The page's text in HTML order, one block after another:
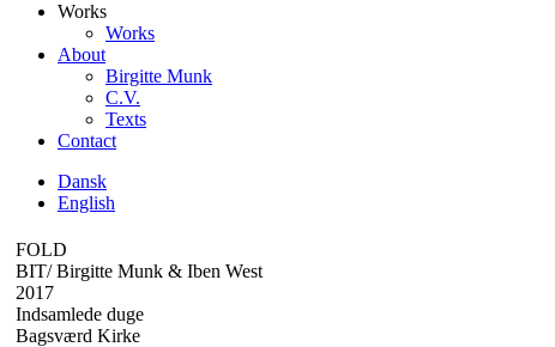
Works
Works
About
Birgitte Munk
C.V.
Texts
Contact
Dansk
English
FOLD
BIT/ Birgitte Munk & Iben West
2017
Indsamlede duge
Bagsværd Kirke